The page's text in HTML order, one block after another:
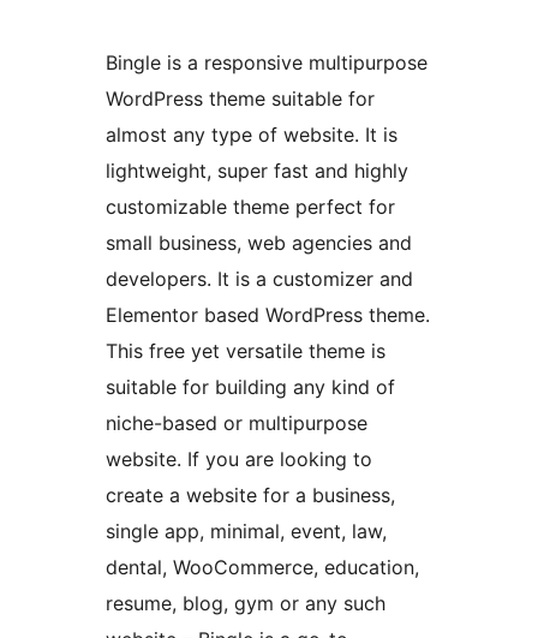
Bingle is a responsive multipurpose
WordPress theme suitable for
almost any type of website. It is
lightweight, super fast and highly
customizable theme perfect for
small business, web agencies and
developers. It is a customizer and
Elementor based WordPress theme.
This free yet versatile theme is
suitable for building any kind of
niche-based or multipurpose
website. If you are looking to
create a website for a business,
single app, minimal, event, law,
dental, WooCommerce, education,
resume, blog, gym or any such